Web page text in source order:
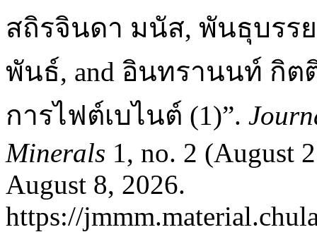
สถิรจินดา มนัส, พันธุบรร
พันธ์, and อินทรานนท์ กิต
การไฟต์เบไนต์ (1)”.
Minerals 1, no. 2 (August
August 8, 2026.
https://